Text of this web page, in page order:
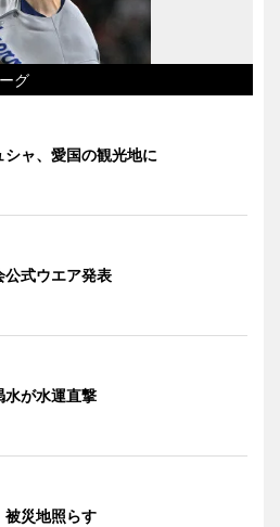
グ
シャ、愛国の観光地に
公式ウエア発表
水が水運直撃
被災地照らす